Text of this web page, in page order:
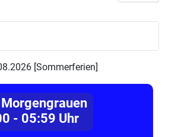
[Sommerferien]
- 05:59 Uhr